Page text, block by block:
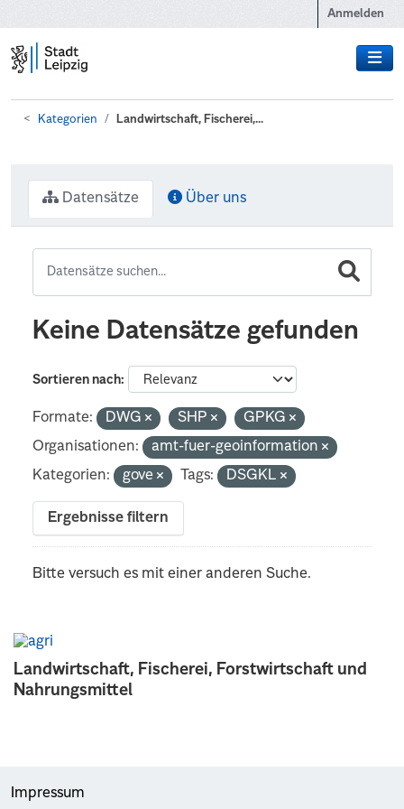
Anmelden
Kategorien Landwirtschaft, Fischerei,...
Landwirtschaft, Fischerei, Forstwirtschaft und
Nahrungsmittel
Datensätze Über uns
Keine Datensätze gefunden
Sortieren nach
Formate: DWG SHP
GPKG
Organisationen:
amt-fuer-geoinformation
Kategorien:
gove Tags: DSGKL
Ergebnisse filtern
Bitte versuch es mit einer anderen Suche.
Impressum